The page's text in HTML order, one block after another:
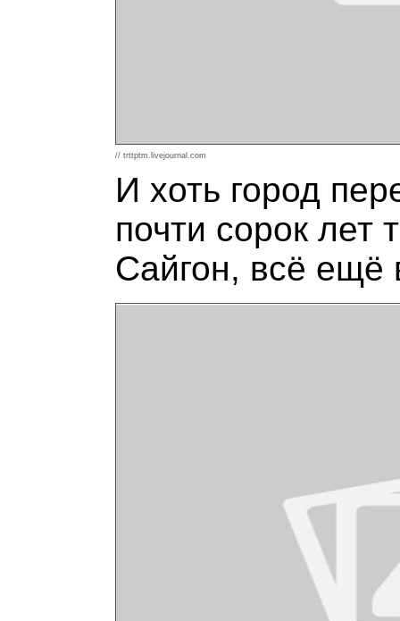
// trttptm.livejournal.com
И хоть город
почти сорок лет
Сайгон, всё ещё